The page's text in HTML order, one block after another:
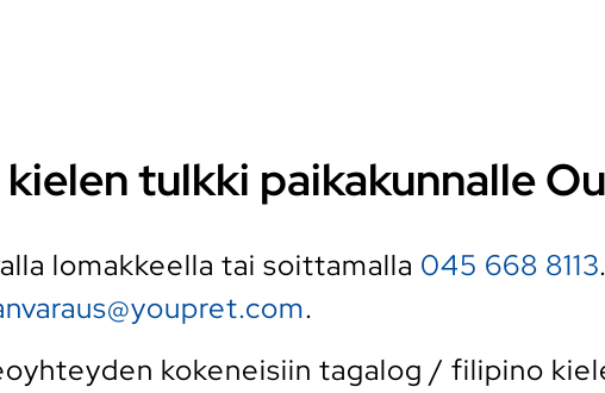
tulkki paikakunnalle
lomakkeella tai soittamalla 045 668 8113
.
kokeneisiin tagalog / filipino